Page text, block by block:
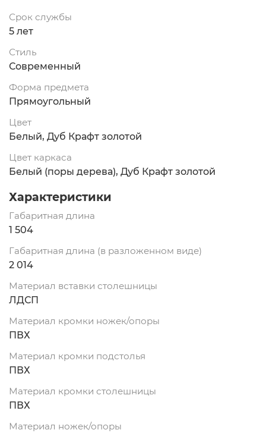
Срок службы
5 лет
Стиль
Современный
Форма предмета
Прямоугольный
Цвет
Белый, Дуб Крафт золотой
Цвет каркаса
Белый (поры дерева), Дуб Крафт золотой
Характеристики
Габаритная длина
1 504
Габаритная длина (в разложенном виде)
2 014
Материал вставки столешницы
ЛДСП
Материал кромки ножек/опоры
ПВХ
Материал кромки подстолья
ПВХ
Материал кромки столешницы
ПВХ
Материал ножек/опоры